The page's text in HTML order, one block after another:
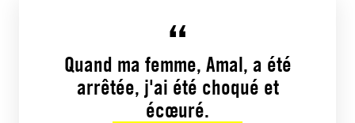
Quand ma femme, Amal, a été
arrêtée, j'ai été choqué et
écœuré.